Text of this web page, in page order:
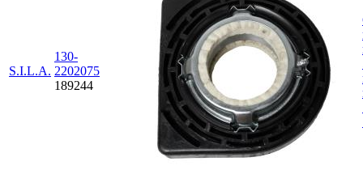
S.I.L.A.
130-
2202075
189244